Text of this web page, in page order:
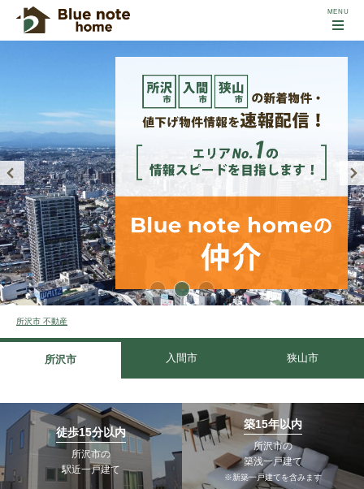
所沢市 不動産
所沢市 入間市 狭山市
徒歩15分以内
所沢市の
駅近一戸建て
築15年以内
所沢市の
築浅一戸建て
※新築一戸建てを含みます